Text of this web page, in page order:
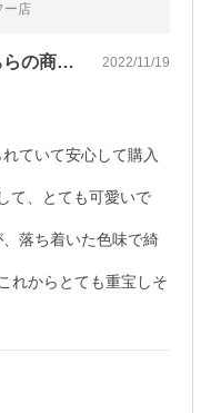
ー店
赤･紺･緑の購入しました。こちらの商品… 2022/11/19
ていて安心して購入
て、とても可愛いで
落ち着いた色味で綺
れからとても重宝しそ